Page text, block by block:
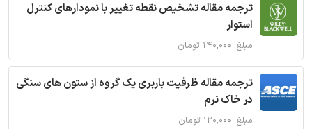
ترجمه مقاله تشخیص نقطه تغییر با نمودارهای کنترل
استوار
مبلغ: ۱۴۰,۰۰۰ تومان
ترجمه مقاله ظرفیت باربری یک گروه از ستون های سنگی
در خاک نرم
مبلغ: ۱۲۰,۰۰۰ تومان